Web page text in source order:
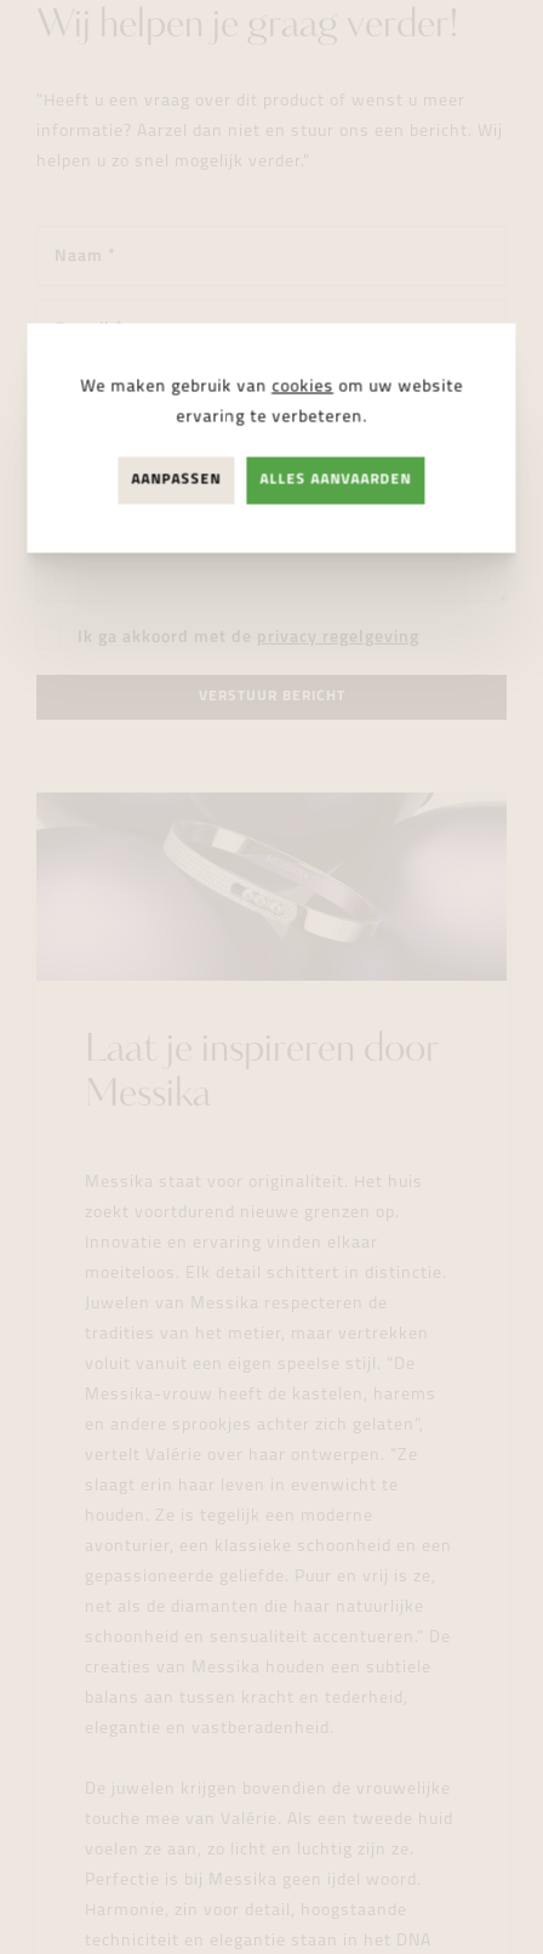
Wij helpen je graag verder!
"Heeft u een vraag over dit product of wenst u meer
informatie? Aarzel dan niet en stuur ons een bericht. Wij
helpen u zo snel mogelijk verder."
Ik ga akkoord met de privacy regelgeving
VERSTUUR BERICHT
Laat je inspireren door
Messika
Messika staat voor originaliteit. Het huis
zoekt voortdurend nieuwe grenzen op.
Innovatie en ervaring vinden elkaar
moeiteloos. Elk detail schittert in distinctie.
Juwelen van Messika respecteren de
tradities van het metier, maar vertrekken
voluit vanuit een eigen speelse stijl. “De
Messika-vrouw heeft de kastelen, harems
en andere sprookjes achter zich gelaten”,
vertelt Valérie over haar ontwerpen. “Ze
slaagt erin haar leven in evenwicht te
houden. Ze is tegelijk een moderne
avonturier, een klassieke schoonheid en een
gepassioneerde geliefde. Puur en vrij is ze,
net als de diamanten die haar natuurlijke
schoonheid en sensualiteit accentueren.” De
creaties van Messika houden een subtiele
balans aan tussen kracht en tederheid,
elegantie en vastberadenheid.
De juwelen krijgen bovendien de vrouwelijke
touche mee van Valérie. Als een tweede huid
voelen ze aan, zo licht en luchtig zijn ze.
Perfectie is bij Messika geen ijdel woord.
Harmonie, zin voor detail, hoogstaande
techniciteit en elegantie staan in het DNA
We maken gebruik van cookies om uw website
ervaring te verbeteren.
AANPASSEN ALLES AANVAARDEN